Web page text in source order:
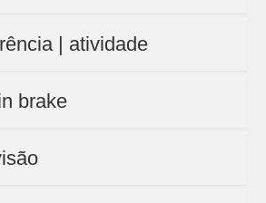
| atividade
brake